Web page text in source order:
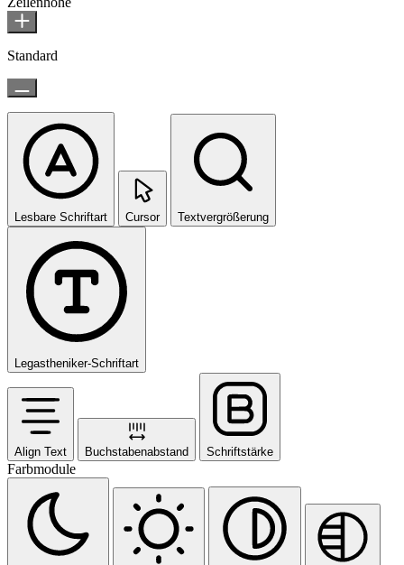
Standard
Lesbare Schriftart Cursor Textvergrößerung
Legastheniker-Schriftart
Align Text Buchstabenabstand Schriftstärke
Farbmodule